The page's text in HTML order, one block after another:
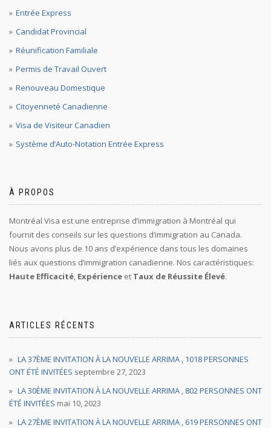
Entrée Express
Candidat Provincial
Réunification Familiale
Permis de Travail Ouvert
Renouveau Domestique
Citoyenneté Canadienne
Visa de Visiteur Canadien
Système d’Auto-Notation Entrée Express
À PROPOS
Montréal Visa est une entreprise d’immigration à Montréal qui
fournit des conseils sur les questions d’immigration au Canada.
Nous avons plus de 10 ans d’expérience dans tous les domaines
liés aux questions d’immigration canadienne. Nos caractéristiques:
Haute Efficacité, Expérience et Taux de Réussite Élevé.
ARTICLES RÉCENTS
LA 37ÈME INVITATION À LA NOUVELLE ARRIMA , 1018 PERSONNES
ONT ÉTÉ INVITÉES septembre 27, 2023
LA 30ÈME INVITATION À LA NOUVELLE ARRIMA , 802 PERSONNES ONT
ÉTÉ INVITÉES mai 10, 2023
LA 27ÈME INVITATION À LA NOUVELLE ARRIMA , 619 PERSONNES ONT